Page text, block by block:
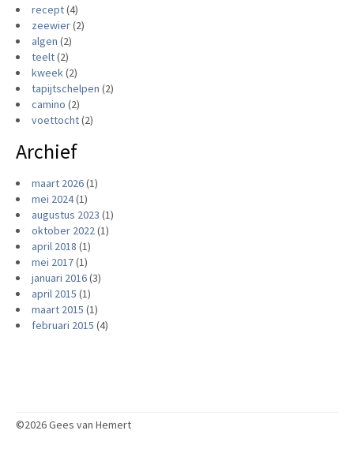
recept(4)
zeewier(2)
algen (2)
teelt(2)
kweek (2)
tapijtschelpen (2)
camino (2)
voettocht(2)
Archief
maart 2026(1)
mei 2024(1)
augustus 2023 (1)
oktober 2022 (1)
april 2018 (1)
mei 2017(1)
januari 2016(3)
april 2015 (1)
maart 2015 (1)
februari 2015 (4)
©2026 Gees van Hemert